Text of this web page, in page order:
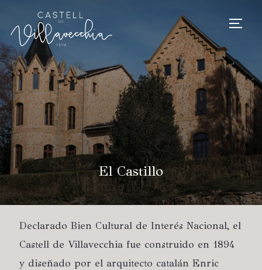
El Castillo
Declarado Bien Cultural de Interés Nacional, el
Castell de Villavecchia fue construido en 1894
y diseñado por el arquitecto catalán Enric